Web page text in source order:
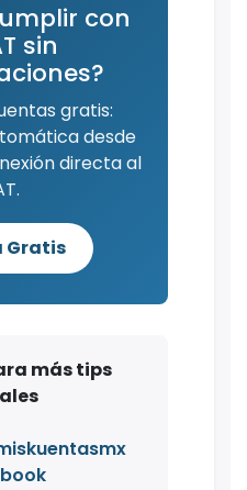
con
sin
gratis:
desde
directa al
Gratis
más tips